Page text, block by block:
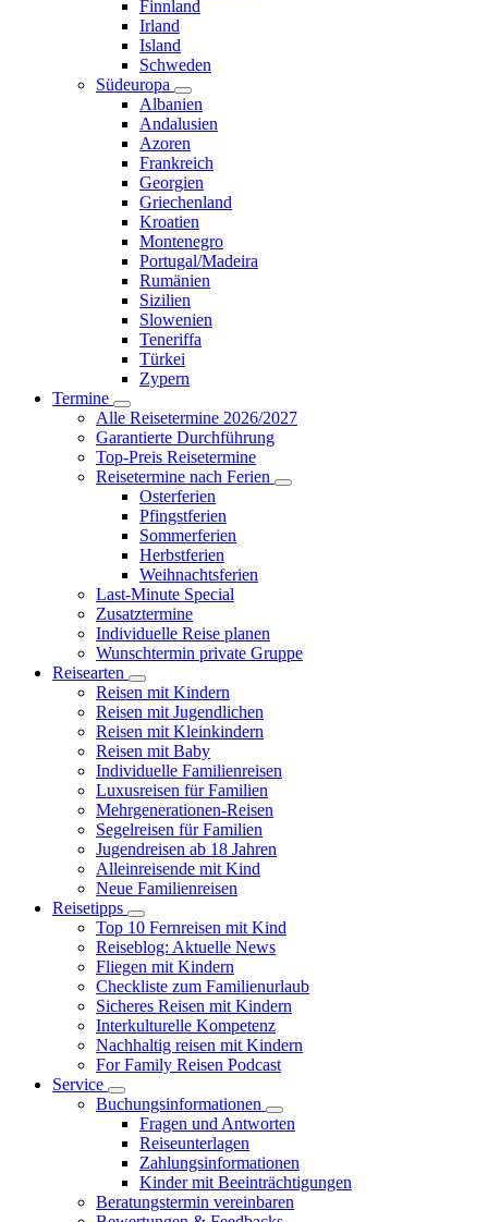
Finnland
Irland
Island
Schweden
Südeuropa
Albanien
Andalusien
Azoren
Frankreich
Georgien
Griechenland
Kroatien
Montenegro
Portugal/Madeira
Rumänien
Sizilien
Slowenien
Teneriffa
Türkei
Zypern
Termine
Alle Reisetermine 2026/2027
Garantierte Durchführung
Top-Preis Reisetermine
Reisetermine nach Ferien
Osterferien
Pfingstferien
Sommerferien
Herbstferien
Weihnachtsferien
Last-Minute Special
Zusatztermine
Individuelle Reise planen
Wunschtermin private Gruppe
Reisearten
Reisen mit Kindern
Reisen mit Jugendlichen
Reisen mit Kleinkindern
Reisen mit Baby
Individuelle Familienreisen
Luxusreisen für Familien
Mehrgenerationen-Reisen
Segelreisen für Familien
Jugendreisen ab 18 Jahren
Alleinreisende mit Kind
Neue Familienreisen
Reisetipps
Top 10 Fernreisen mit Kind
Reiseblog: Aktuelle News
Fliegen mit Kindern
Checkliste zum Familienurlaub
Sicheres Reisen mit Kindern
Interkulturelle Kompetenz
Nachhaltig reisen mit Kindern
For Family Reisen Podcast
Service
Buchungsinformationen
Fragen und Antworten
Reiseunterlagen
Zahlungsinformationen
Kinder mit Beeinträchtigungen
Beratungstermin vereinbaren